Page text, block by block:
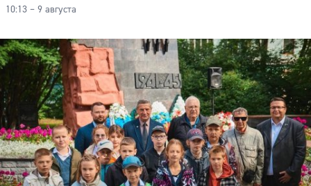
10:13 – 9 августа